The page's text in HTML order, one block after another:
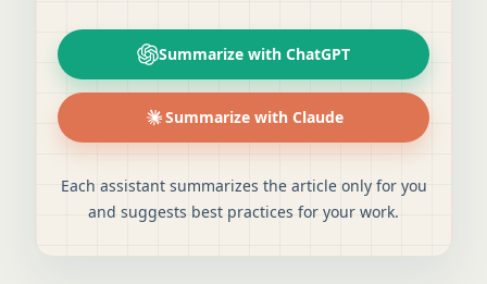
Summarize with ChatGPT
Summarize with Claude
Each assistant summarizes the article only for you
and suggests best practices for your work.